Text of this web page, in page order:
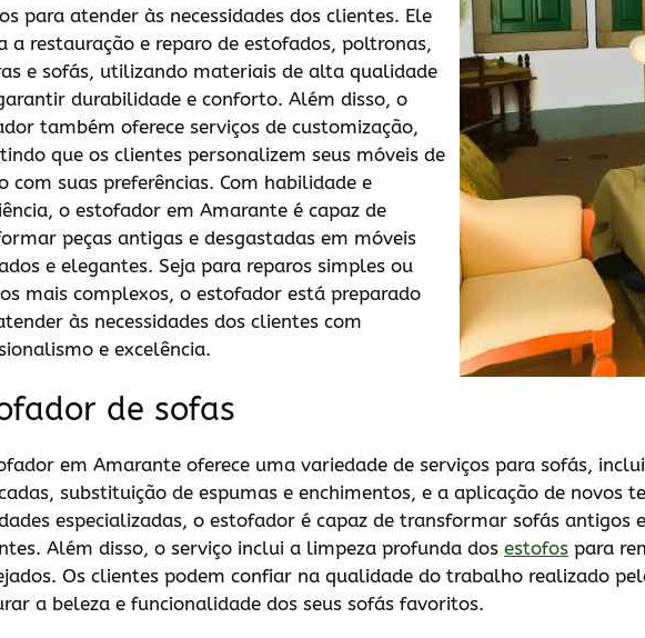
para atender às necessidades dos clientes. Ele
a restauração e reparo de estofados, poltronas,
e sofás, utilizando materiais de alta qualidade
durabilidade e conforto. Além disso, o
também oferece serviços de customização,
que os clientes personalizem seus móveis de
com suas preferências. Com habilidade e
o estofador em Amarante é capaz de
peças antigas e desgastadas em móveis
e elegantes. Seja para reparos simples ou
mais complexos, o estofador está preparado
às necessidades dos clientes com
e excelência.
de sofas
em Amarante oferece uma variedade de serviços para sofás,
substituição de espumas e enchimentos, e a aplicação de novos
especializadas, o estofador é capaz de transformar sofás antigos
Além disso, o serviço inclui a limpeza profunda dos estofos para
Os clientes podem confiar na qualidade do trabalho realizado
a beleza e funcionalidade dos seus sofás favoritos.